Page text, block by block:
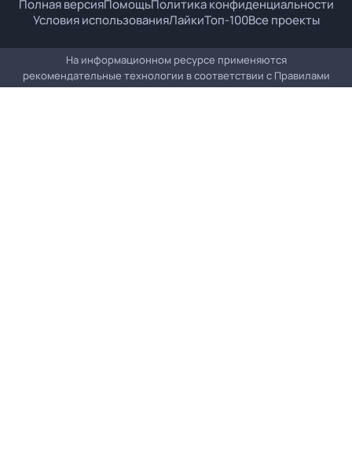
Полная версияПомощьПолитика конфиденциальности
Условия использованияЛайкиТоп-100Все проекты
На информационном ресурсе применяются
рекомендательные технологии в соответствии с Правилами